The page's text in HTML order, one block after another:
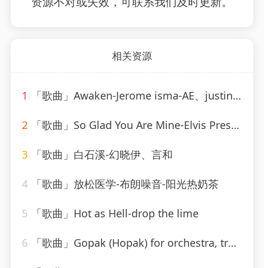
相关资源
1 「歌曲」Awaken-Jerome isma-AE、justin michael、Novi
2 「歌曲」So Glad You Are Mine-Elvis Presley
3 「歌曲」白石溪-幻晓伊、言和
4 「歌曲」放松医学-布朗噪音-阳光热奶茶
5 「歌曲」Hot as Hell-drop the lime
6 「歌曲」Gopak (Hopak) for orchestra, transcribed by Liadov